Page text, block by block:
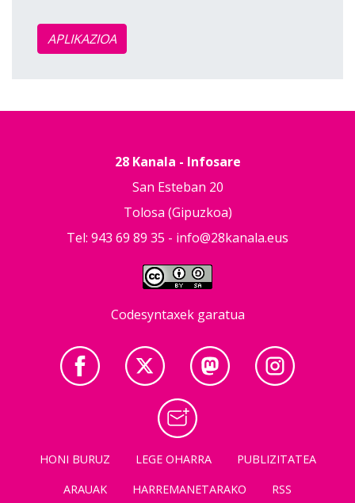
APLIKAZIOA
28 Kanala - Infosare
San Esteban 20
Tolosa (Gipuzkoa)
Tel: 943 69 89 35 - info@28kanala.eus
Codesyntaxek garatua
HONI BURUZ LEGE OHARRA
PUBLIZITATEA
ARAUAK
HARREMANETARAKO RSS